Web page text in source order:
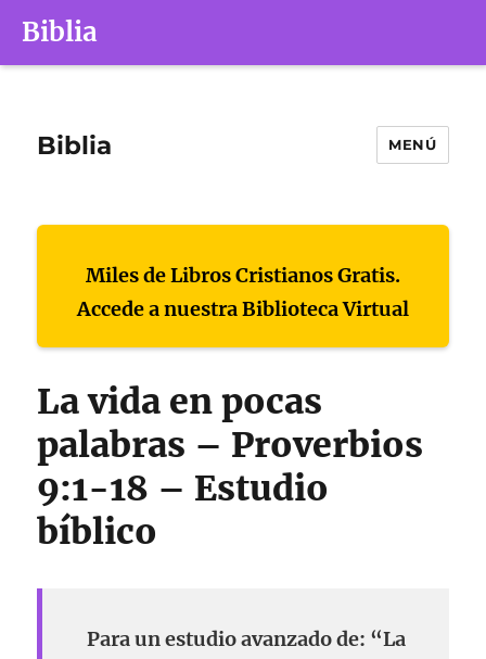
Biblia
Biblia MENÚ
Miles de Libros Cristianos Gratis.
Accede a nuestra Biblioteca Virtual
La vida en pocas
palabras – Proverbios
9:1-18 – Estudio
bíblico
Para un estudio avanzado de: “La